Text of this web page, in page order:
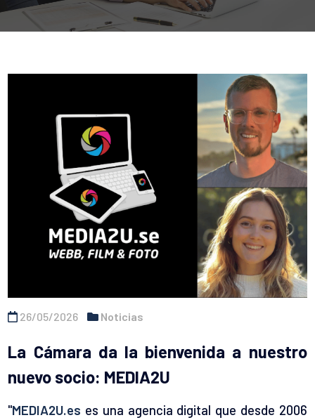
26/05/2026 Noticias
La Cámara da la bienvenida a nuestro
nuevo socio: MEDIA2U
"MEDIA2U.es es una agencia digital que desde 2006